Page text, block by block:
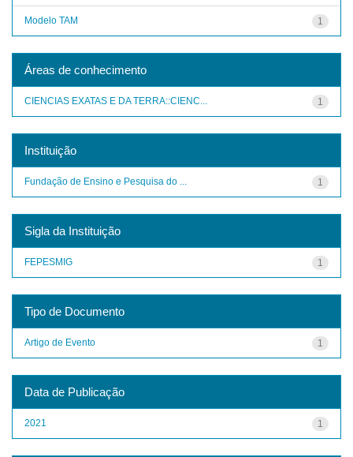
1
Modelo TAM
Áreas de conhecimento
1
CIENCIAS EXATAS E DA TERRA::CIENC...
Instituição
1
Fundação de Ensino e Pesquisa do ...
Sigla da Instituição
1
FEPESMIG
Tipo de Documento
1
Artigo de Evento
Data de Publicação
1
2021